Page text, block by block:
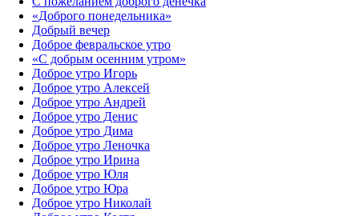
«Доброго понедельника»‎
Добрый вечер
Доброе февральское утро
«С добрым осенним утром»‎
Доброе утро Игорь
Доброе утро Алексей
Доброе утро Андрей
Доброе утро Денис
Доброе утро Дима
Доброе утро Леночка
Доброе утро Ирина
Доброе утро Юля
Доброе утро Юра
Доброе утро Николай